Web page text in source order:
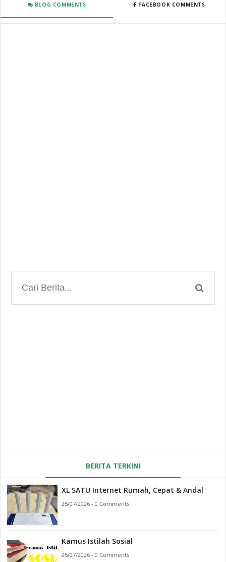
BLOG COMMENTS FACEBOOK COMMENTS
BERITA TERKINI
XL SATU Internet Rumah, Cepat & Andal
25/07/2026 - 0 Comments
Kamus Istilah Sosial
25/07/2026 - 0 Comments